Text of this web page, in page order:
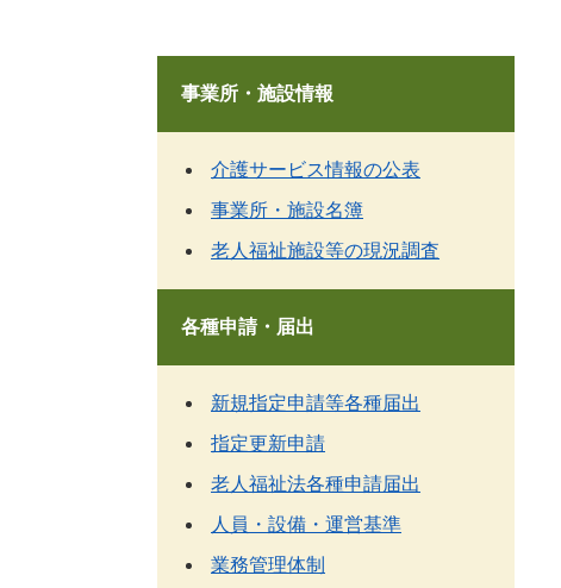
事業所・施設情報
介護サービス情報の公表
事業所・施設名簿
老人福祉施設等の現況調査
各種申請・届出
新規指定申請等各種届出
指定更新申請
老人福祉法各種申請届出
人員・設備・運営基準
業務管理体制